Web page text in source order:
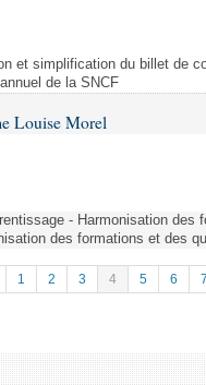
et simplification du billet de
de la SNCF
Louise Morel
- Harmonisation des
des formations et des
1 2 3 4 5 6